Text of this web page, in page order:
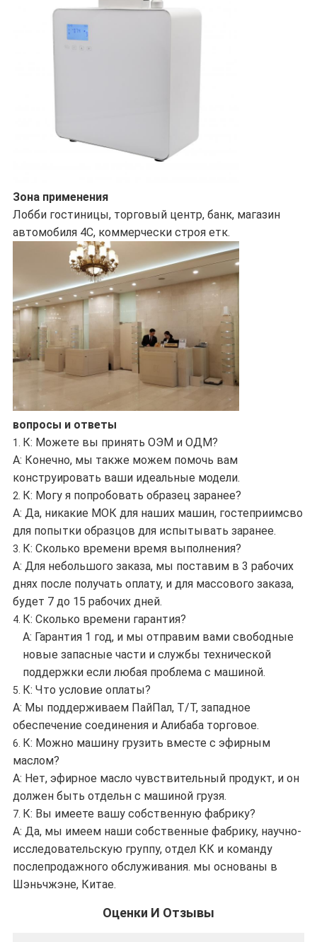
Зона применения
Лобби гостиницы, торговый центр, банк, магазин
автомобиля 4С, коммерчески строя етк.
вопросы и ответы
1. К: Можете вы принять ОЭМ и ОДМ?
А: Конечно, мы также можем помочь вам
конструировать ваши идеальные модели.
2. К: Могу я попробовать образец заранее?
А: Да, никакие МОК для наших машин, гостеприимсво
для попытки образцов для испытывать заранее.
3. К: Сколько времени время выполнения?
А: Для небольшого заказа, мы поставим в 3 рабочих
днях после получать оплату, и для массового заказа,
будет 7 до 15 рабочих дней.
4. К: Сколько времени гарантия?
А: Гарантия 1 год, и мы отправим вами свободные
новые запасные части и службы технической
поддержки если любая проблема с машиной.
5. К: Что условие оплаты?
А: Мы поддерживаем ПайПал, Т/Т, западное
обеспечение соединения и Алибаба торговое.
6. К: Можно машину грузить вместе с эфирным
маслом?
А: Нет, эфирное масло чувствительный продукт, и он
должен быть отдельн с машиной грузя.
7. К: Вы имеете вашу собственную фабрику?
А: Да, мы имеем наши собственные фабрику, научно-
исследовательскую группу, отдел КК и команду
послепродажного обслуживания. мы основаны в
Шэньчжэне, Китае.
Оценки И Отзывы